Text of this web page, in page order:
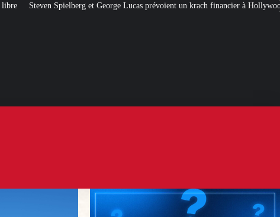
et George Lucas prévoient un krach financier à Hollywood [QUIZ] Citations